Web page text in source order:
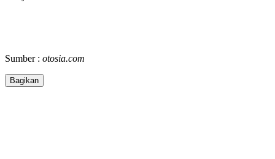
Sumber : otosia.com
Bagikan